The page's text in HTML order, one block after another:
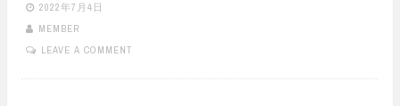
2022年7月4日
MEMBER
LEAVE A COMMENT